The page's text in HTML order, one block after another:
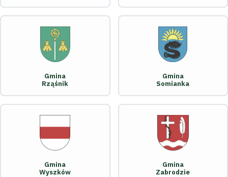
Gmina
Rząśnik
Gmina
Somianka
Gmina
Wyszków
Gmina
Zabrodzie